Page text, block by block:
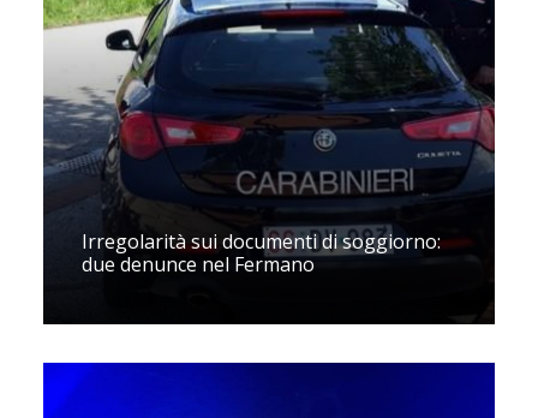
Irregolarità sui documenti di soggiorno:
due denunce nel Fermano